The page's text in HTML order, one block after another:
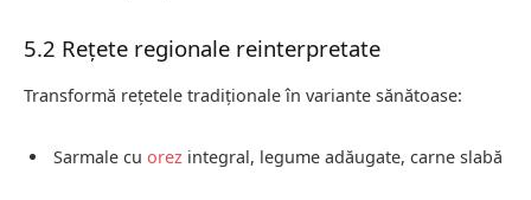
5.2 Rețete regionale reinterpretate
Transformă rețetele tradiționale în variante sănătoase:
Sarmale cu orez integral, legume adăugate, carne slabă